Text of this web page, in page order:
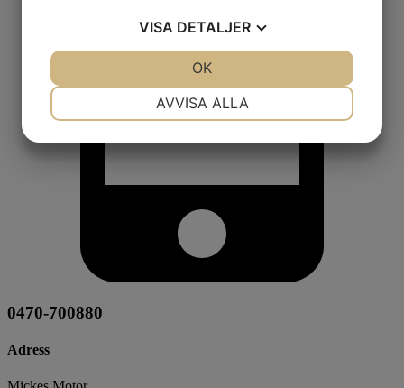
0470-700880
Adress
VISA DETALJER
AVVISA ALLA
OK